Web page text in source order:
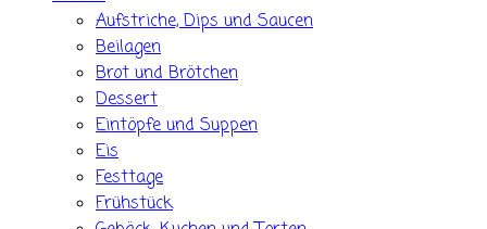
Aufstriche, Dips und Saucen
Beilagen
Brot und Brötchen
Dessert
Eintöpfe und Suppen
Eis
Festtage
Frühstück